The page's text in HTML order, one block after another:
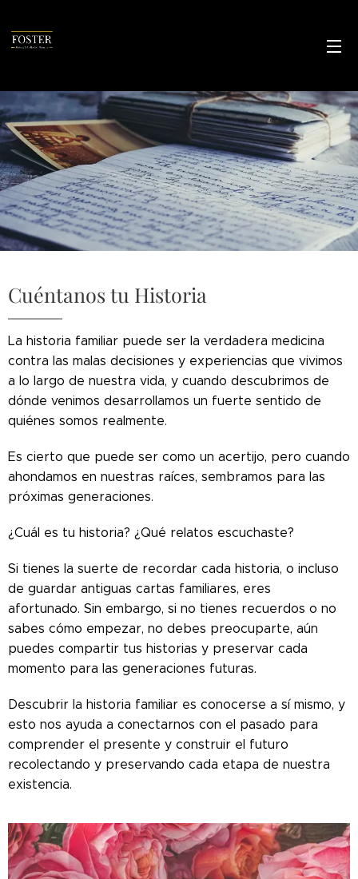
Cuéntanos tu Historia
La historia familiar puede ser la verdadera medicina
contra las malas decisiones y experiencias que vivimos
a lo largo de nuestra vida, y cuando descubrimos de
dónde venimos desarrollamos un fuerte sentido de
quiénes somos realmente.
Es cierto que puede ser como un acertijo, pero cuando
ahondamos en nuestras raíces, sembramos para las
próximas generaciones.
¿Cuál es tu historia? ¿Qué relatos escuchaste?
Si tienes la suerte de recordar cada historia, o incluso
de guardar antiguas cartas familiares, eres
afortunado. Sin embargo, si no tienes recuerdos o no
sabes cómo empezar, no debes preocuparte, aún
puedes compartir tus historias y preservar cada
momento para las generaciones futuras.
Descubrir la historia familiar es conocerse a sí mismo, y
esto nos ayuda a conectarnos con el pasado para
comprender el presente y construir el futuro
recolectando y preservando cada etapa de nuestra
existencia.